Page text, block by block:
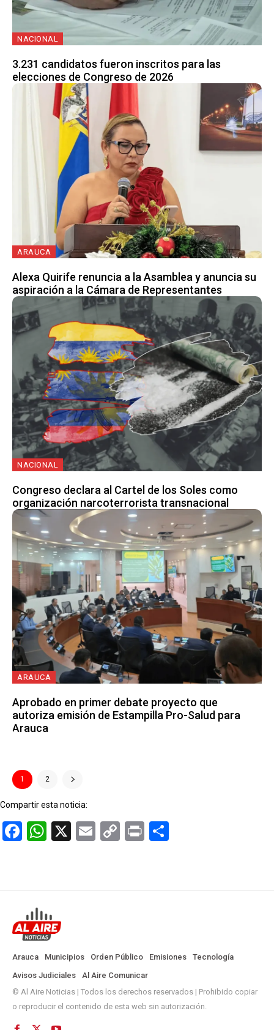
NACIONAL
3.231 candidatos fueron inscritos para las
elecciones de Congreso de 2026
ARAUCA
Alexa Quirife renuncia a la Asamblea y anuncia su
aspiración a la Cámara de Representantes
NACIONAL
Congreso declara al Cartel de los Soles como
organización narcoterrorista transnacional
ARAUCA
Aprobado en primer debate proyecto que
autoriza emisión de Estampilla Pro-Salud para
Arauca
1 2
Compartir esta noticia:
Facebook
WhatsApp
X EmailCopy
Print
Arauca Municipios Orden Público Emisiones
Tecnología
Avisos Judiciales
Al Aire Comunicar
© Al Aire Noticias | Todos los derechos reservados | Prohibido copiar
o reproducir el contenido de esta web sin autorización.